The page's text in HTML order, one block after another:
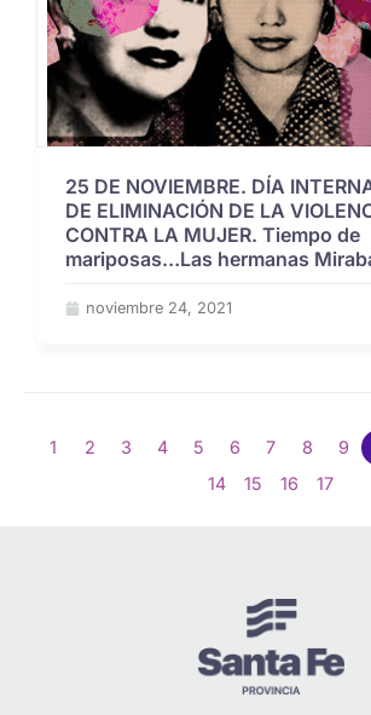
25 DE NOVIEMBRE. DÍA
DE ELIMINACIÓN DE LA
CONTRA LA MUJER. Tiempo de
mariposas…Las hermanas
noviembre 24, 2021
1 2 3 4 5 6 7 8 9
14
15 16 17